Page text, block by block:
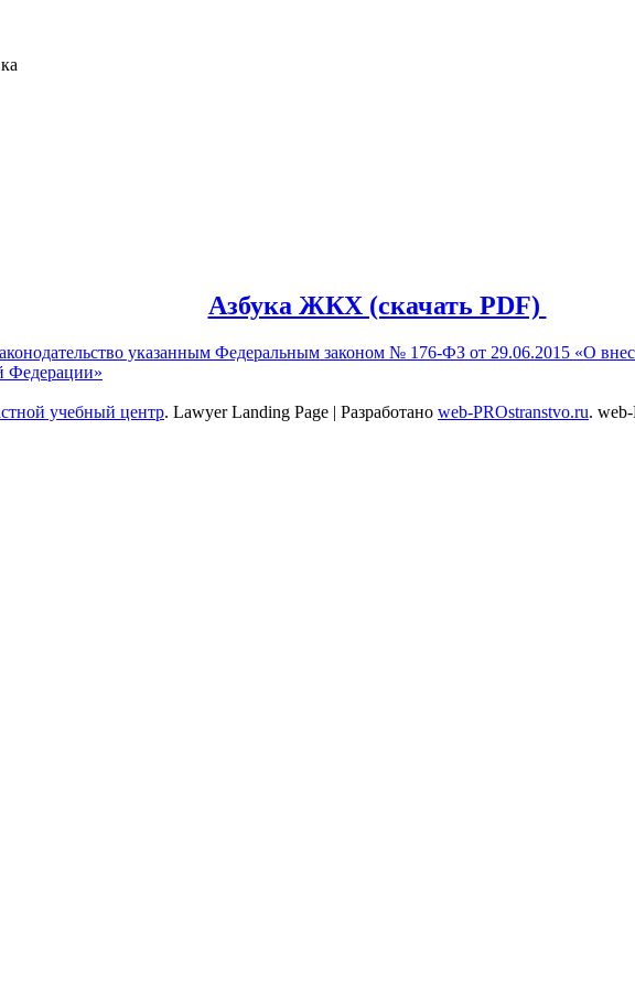
Азбука ЖКХ (скачать PDF)
указанным Федеральным законом № 176-ФЗ от 29.06.2015 «О
Федерации»
учебный центр. Lawyer Landing Page | Разработано web-PROstranstvo.ru.